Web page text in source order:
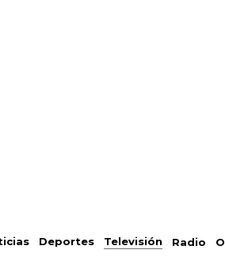
Deportes Televisión Radio